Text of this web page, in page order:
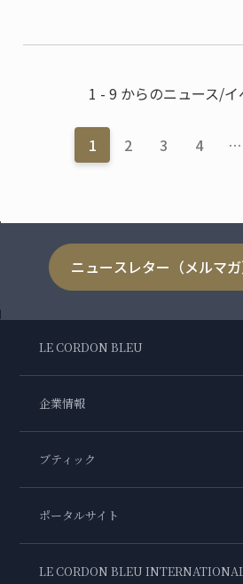
1 - 9 からのニュース/
1 2 3 4 …
ニュースレター（メルマ
LE CORDON BLEU
企業情報
ブティック
ポータルサイト
LE CORDON BLEU INTERNATIONAL